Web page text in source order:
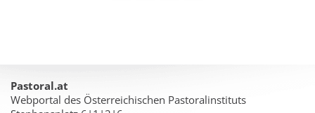
Pastoral.at
Webportal des Österreichischen Pastoralinstituts